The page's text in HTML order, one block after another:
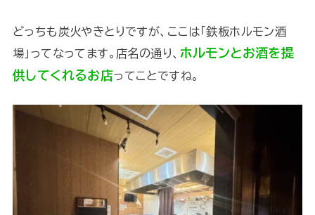
どっちも炭火やきとりですが、ここは「鉄板ホルモン酒
場」ってなってます。店名の通り、 ホルモンとお酒を提
供してくれるお店ってことですね。